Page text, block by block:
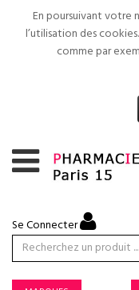
En poursuivant votre
l’utilisation des
comme par
Se Connecter